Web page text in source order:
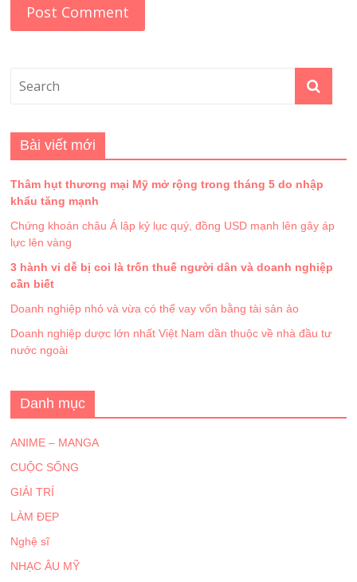
Bài viết mới
Thâm hụt thương mại Mỹ mở rộng trong tháng 5 do nhập
khẩu tăng mạnh
Chứng khoán châu Á lập kỷ lục quý, đồng USD mạnh lên gây áp
lực lên vàng
3 hành vi dễ bị coi là trốn thuế người dân và doanh nghiệp
cần biết
Doanh nghiệp nhỏ và vừa có thể vay vốn bằng tài sản ảo
Doanh nghiệp dược lớn nhất Việt Nam dần thuộc về nhà đầu tư
nước ngoài
Danh mục
ANIME – MANGA
CUỘC SỐNG
GIẢI TRÍ
LÀM ĐẸP
Nghệ sĩ
NHẠC ÂU MỸ